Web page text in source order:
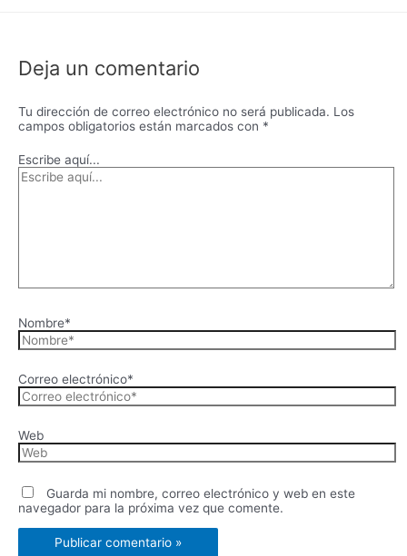
Deja un comentario
Tu dirección de correo electrónico no será publicada. Los
campos obligatorios están marcados con *
Escribe aquí...
Nombre*
Correo electrónico*
Web
Guarda mi nombre, correo electrónico y web en este
navegador para la próxima vez que comente.